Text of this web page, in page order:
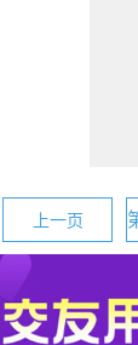
上一页